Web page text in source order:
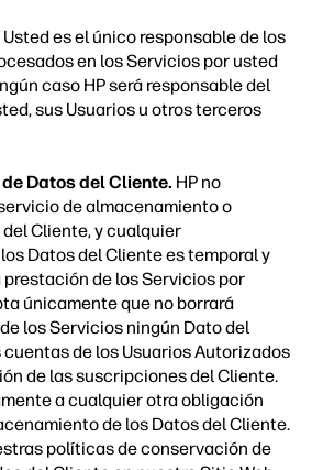
Usted es el único responsable de los
en los Servicios por usted
caso HP será responsable del
sus Usuarios u otros terceros
Datos del Cliente. HP no
de almacenamiento o
Cliente, y cualquier
Datos del Cliente es temporal y
de los Servicios por
únicamente que no borrará
los Servicios ningún Dato del
de los Usuarios Autorizados
de las suscripciones del Cliente.
a cualquier otra obligación
de los Datos del Cliente.
políticas de conservación de